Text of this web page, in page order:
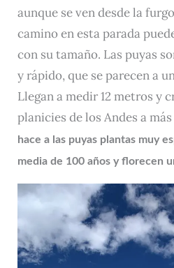
aunque se ven desde la
camino en esta parada
con su tamaño. Las puyas
y rápido, que se parecen a
Llegan a medir 12 metros y
planicies de los Andes a
hace a las puyas plantas muy
media de 100 años y florecen